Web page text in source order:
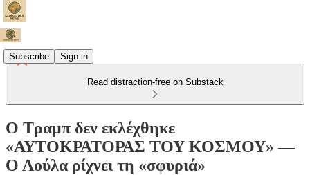
Subscribe Sign in
Read distraction-free on Substack
Ο Τραμπ δεν εκλέχθηκε
«ΑΥΤΟΚΡΑΤΟΡΑΣ ΤΟΥ ΚΟΣΜΟΥ» —
Ο Λούλα ρίχνει τη «σφυριά»